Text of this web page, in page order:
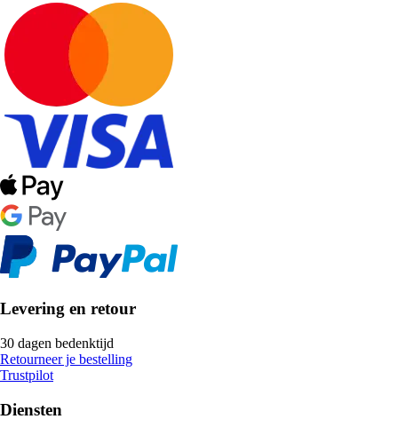
Levering en retour
30 dagen bedenktijd
Retourneer je bestelling
Trustpilot
Diensten